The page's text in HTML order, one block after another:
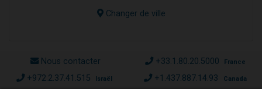
Changer de ville
Nous contacter +33.1.80.20.5000 France
+972.2.37.41.515 Israël +1.437.887.14.93 Canada